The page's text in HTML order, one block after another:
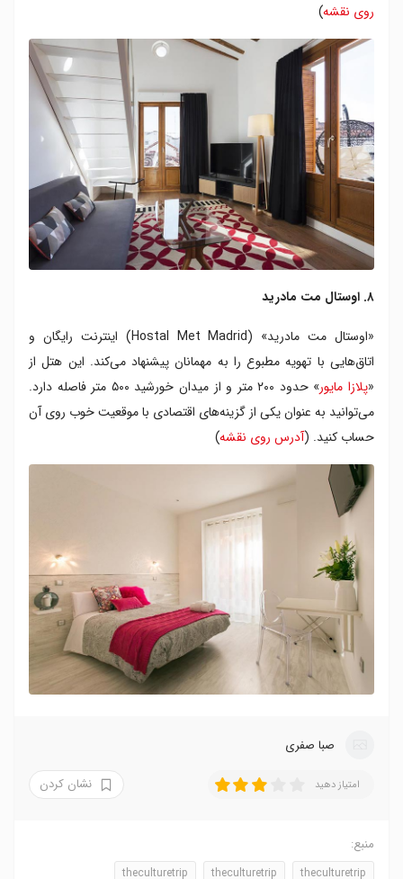
روی نقشه)
۸. اوستال مت مادرید
«اوستال مت مادرید» (Hostal Met Madrid) اینترنت رایگان و
اتاق‌هایی با تهویه مطبوع را به مهمانان پیشنهاد می‌کند. این هتل از
«پلازا مایور
» حدود ۲۰۰ متر و از میدان خورشید ۵۰۰ متر فاصله دارد.
می‌توانید به عنوان یکی از گزینه‌های اقتصادی با موقعیت خوب روی آن
حساب کنید. (آدرس روی نقشه)
صبا صفری
امتیاز دهید نشان کردن
منبع:
theculturetrip
theculturetrip
theculturetrip